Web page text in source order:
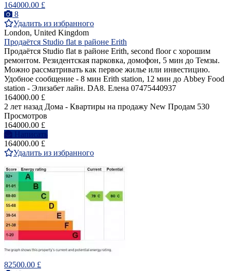
164000.00 £
8
Удалить из избранного
London, United Kingdom
Продаётся Studio flat в районе Erith
Продаётся Studio flat в районе Erith, second floor c хорошим
ремонтом. Резидентская парковка, домофон, 5 мин до Темзы.
Можно рассматривать как первое жилье или инвестицию.
Удобное сообщение - 8 мин Erith station, 12 мин до Abbey Food
station - Элизабет лайн. DA8. Елена 07475440937
164000.00 £
2 лет назад Дома - Квартиры на продажу New Продам 530
Просмотров
164000.00 £
Написать
164000.00 £
Удалить из избранного
82500.00 £